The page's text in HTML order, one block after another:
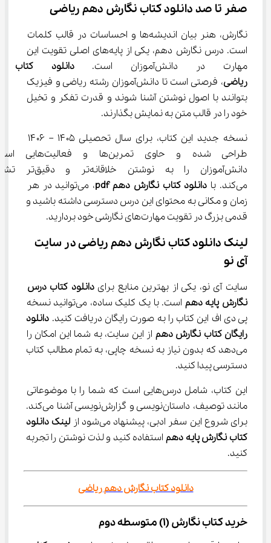
صفر تا صد دانلود کتاب نگارش دهم ریاضی
نگارش، هنر بیان اندیشه‌ها و احساسات در قالب کلمات
است. درس نگارش دهم، یکی از پایه‌های اصلی تقویت این
مهارت در دانش‌آموزان است.
دانلود
ریاضی
، فرصتی است تا دانش‌آموزان رشته ریاضی و فیزیک
بتوانند با اصول نوشتن آشنا شوند و قدرت تفکر و تخیل
خود را در قالب متن به نمایش بگذارند.
طراحی شده و حاوی تمرین‌ها
دانش‌آموزان را به نوشتن
می‌کند. با
دانلود کتاب نگارش دهم pdf
، می‌توانید در هر
زمان و مکانی به محتوای این درس دسترسی داشته باشید و
قدمی بزرگ در تقویت مهارت‌های نگارشی خود بردارید.
لینک دانلود کتاب نگارش دهم ریاضی در سایت
آی نو
سایت آی نو، یکی از بهترین منابع برای دانلود کتاب درس
نگارش پایه دهم
است. با یک کلیک ساده، می‌توانید نسخه
پی دی اف این کتاب را به صورت رایگان دریافت کنید. دانلود
رایگان کتاب نگارش دهم از این سایت، به شما این امکان را
می‌دهد که بدون نیاز به نسخه چاپی، به تمام مطالب کتاب
دسترسی پیدا کنید.
این کتاب، شامل درس‌هایی است که شما را با موضوعاتی
مانند توصیف، داستان‌نویسی و گزارش‌نویسی آشنا می‌کند.
برای شروع این سفر ادبی، پیشنهاد می‌شود از
لینک دانلود
کتاب نگارش پایه دهم استفاده کنید و لذت نوشتن را تجربه
کنید.
دانلود کتاب نگارش دهم ریاضی
خرید کتاب نگارش (1) متوسطه دوم